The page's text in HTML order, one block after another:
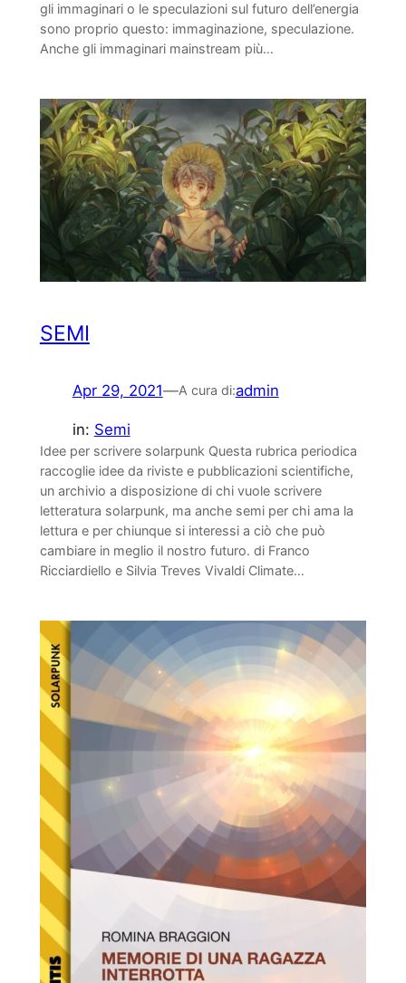
gli immaginari o le speculazioni sul futuro dell’energia
sono proprio questo: immaginazione, speculazione.
Anche gli immaginari mainstream più…
SEMI
Apr 29, 2021—A cura di:admin
in: Semi
Idee per scrivere solarpunk Questa rubrica periodica
raccoglie idee da riviste e pubblicazioni scientifiche,
un archivio a disposizione di chi vuole scrivere
letteratura solarpunk, ma anche semi per chi ama la
lettura e per chiunque si interessi a ciò che può
cambiare in meglio il nostro futuro. di Franco
Ricciardiello e Silvia Treves Vivaldi Climate…